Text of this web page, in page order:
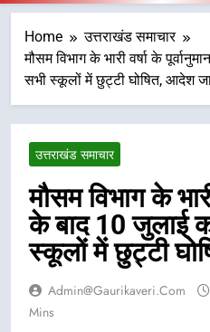
Home
उत्तराखंड समाचार
मौसम विभाग के भारी वर्षा के
सभी स्कूलों में छुट्टी घोषित, आदेश
उत्तराखंड समाचार
मौसम विभाग के
के बाद 10 जुलाई
स्कूलों में छुट्टी
Admin@gaurikaveri.com
Mins